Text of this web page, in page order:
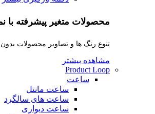
محصولات متغیر پیشرفته با
تنوع رنگ ها و تصاویر محصولات بدون
مشاهده بیشتر
Product Loop
ساعت
ساعت مانتل
ساعت های سالگرد
ساعت دیواری